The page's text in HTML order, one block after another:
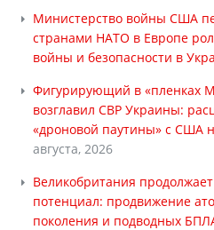
Министерство войны США
странами НАТО в Европе
войны и безопасности в
Фигурирующий в «пленках
возглавил СВР Украины:
«дроновой паутины» с США
августа, 2026
Великобритания
потенциал: продвижение
поколения и подводных